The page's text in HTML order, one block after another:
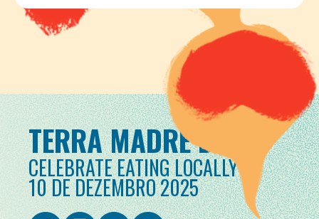
TERRA MADRE DAY
CELEBRATE EATING LOCALLY
10 DE DEZEMBRO 2025